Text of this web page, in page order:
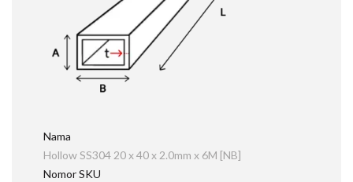
Nama
Hollow SS304 20 x 40 x 2.0mm x 6M [NB]
Nomor SKU